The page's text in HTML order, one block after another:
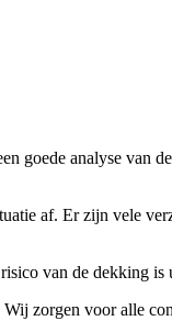
goede analyse van
af. Er zijn vele
van de dekking is
zorgen voor alle